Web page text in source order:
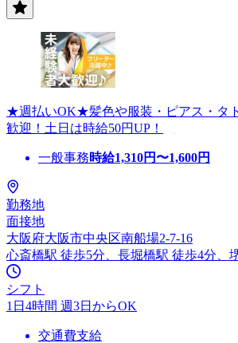
★週払いOK★髪色や服装・ピアス・タ
歓迎！土日は時給50円UP！
一般事務時給1,310円〜1,600円
勤務地
面接地
大阪府大阪市中央区南船場2-7-16
心斎橋駅 徒歩5分、長堀橋駅 徒歩4分、
シフト
1日4時間 週3日からOK
交通費支給